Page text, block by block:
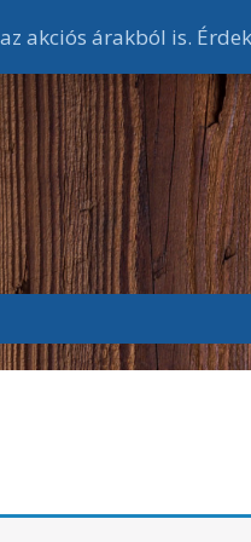
akciós árakból is.